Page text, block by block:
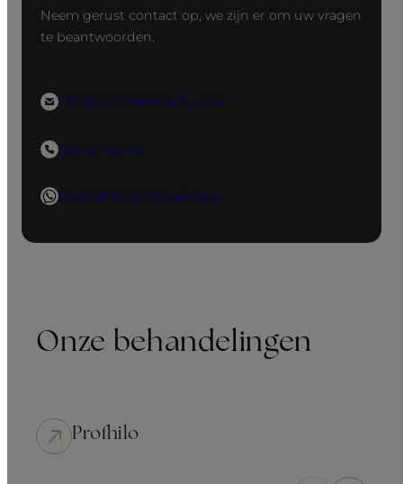
Neem gerust contact op, we zijn er om uw vragen
te beantwoorden.
info@clinicforbeauty.care
085 00 125 00
06 81 81 03 31 (WhatsApp)
Onze behandelingen
Botox voorhoofd